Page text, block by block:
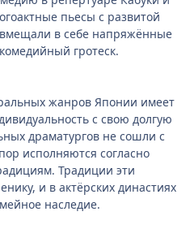
пьесы с развитой
в себе напряжённые
гротеск.
жанров Японии имеет
с свою долгую
драматургов не сошли с
исполняются согласно
Традиции эти
и в актёрских династиях
наследие.